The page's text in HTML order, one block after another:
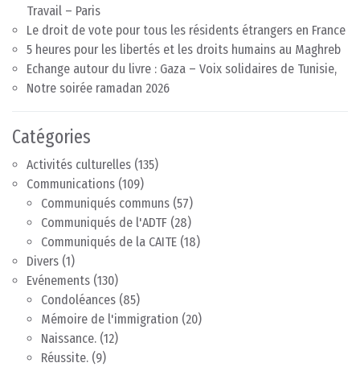
Travail – Paris
Le droit de vote pour tous les résidents étrangers en France
5 heures pour les libertés et les droits humains au Maghreb
Echange autour du livre : Gaza – Voix solidaires de Tunisie,
Notre soirée ramadan 2026
Catégories
Activités culturelles (135)
Communications (109)
Communiqués communs (57)
Communiqués de l'ADTF (28)
Communiqués de la CAITE (18)
Divers (1)
Evénements (130)
Condoléances (85)
Mémoire de l'immigration (20)
Naissance. (12)
Réussite. (9)